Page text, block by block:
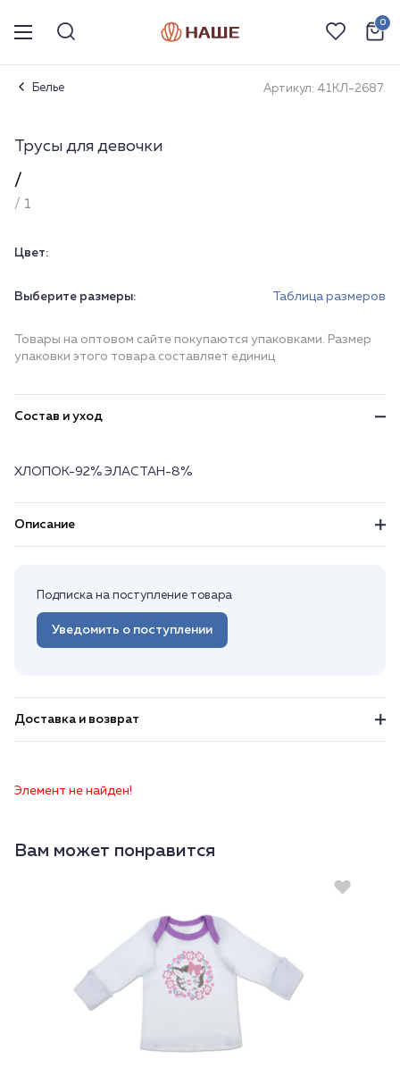
0
Белье Артикул: 41КЛ-2687.
Трусы для девочки
/
/ 1
Цвет:
Выберите размеры: Таблица размеров
Товары на оптовом сайте покупаются упаковками. Размер
упаковки этого товара составляет единиц
Состав и уход
ХЛОПОК-92% ЭЛАСТАН-8%
Описание
Подписка на поступление товара
Уведомить о поступлении
Доставка и возврат
Элемент не найден!
Вам может понравится